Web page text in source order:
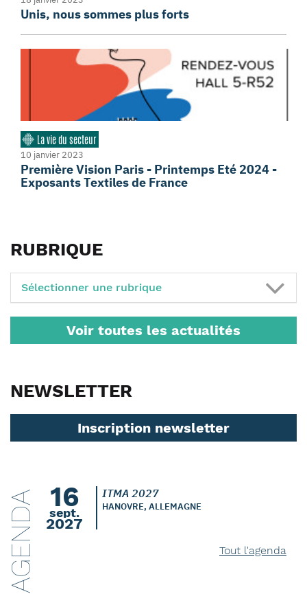
Unis, nous sommes plus forts
La vie du secteur
10 janvier 2023
Première Vision Paris - Printemps Eté 2024 -
Exposants Textiles de France
RUBRIQUE
Sélectionner une rubrique
Voir toutes les actualités
NEWSLETTER
Inscription newsletter
AGENDA 16
sept.
2027
ITMA 2027
HANOVRE, ALLEMAGNE
Tout l'agenda